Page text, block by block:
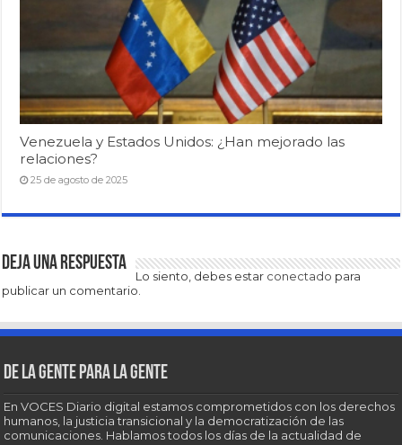
Venezuela y Estados Unidos: ¿Han mejorado las
relaciones?
25 de agosto de 2025
Deja una respuesta
Lo siento, debes estar conectado para
publicar un comentario.
De la gente para la gente
En VOCES Diario digital estamos comprometidos con los derechos
humanos, la justicia transicional y la democratización de las
comunicaciones. Hablamos todos los días de la actualidad de